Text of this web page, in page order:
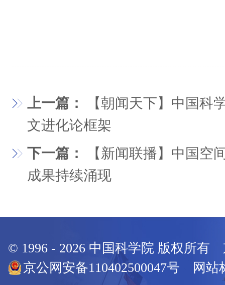
上一篇：
【朝闻天下】中国科
文进化论框架
下一篇：
【新闻联播】中国空
成果持续涌现
© 1996 - 2026 中国科学院 版权所有
京公网安备110402500047号 网站